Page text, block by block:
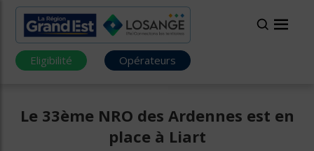
Eligibilité Opérateurs
Le 33ème NRO des Ardennes est en
place à Liart